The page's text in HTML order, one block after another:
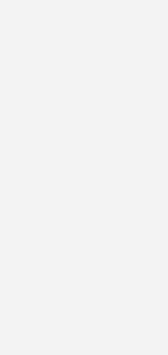
% der weltweiten
14.550
% der weltweiten
Bloom Energy,
im Jahr
knapp über
des PACE-Projekts
KfW-433-
stieg die Zahl
228 MW im Jahr
Die